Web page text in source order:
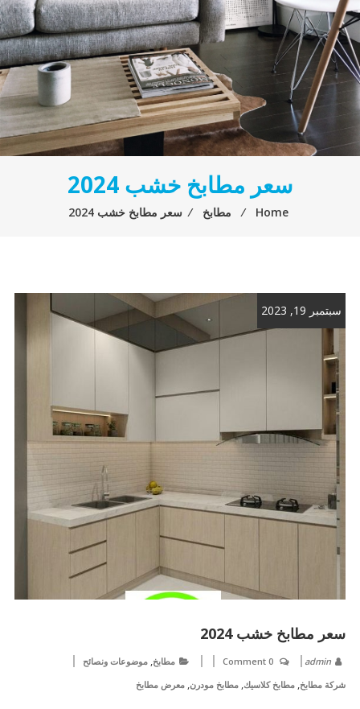
سعر مطابخ خشب 2024
Home
⁄ مطابخ ⁄ سعر مطابخ خشب 2024
سبتمبر 19, 2023
سعر مطابخ خشب 2024
admin
0 Comment مطابخ, موضوعات ونصائح
شركة مطابخ, مطابخ كلاسيك, مطابخ مودرن, معرض مطابخ